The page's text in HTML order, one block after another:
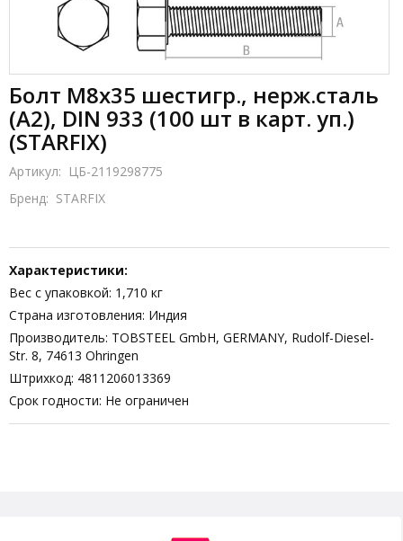
Болт М8х35 шестигр., нерж.сталь
(А2), DIN 933 (100 шт в карт. уп.)
(STARFIX)
Артикул: ЦБ-2119298775
Бренд: STARFIX
Характеристики:
Вес с упаковкой: 1,710 кг
Страна изготовления: Индия
Производитель: TOBSTEEL GmbH, GERMANY, Rudolf-Diesel-
Str. 8, 74613 Оhringen
Штрихкод: 4811206013369
Срок годности: Не ограничен